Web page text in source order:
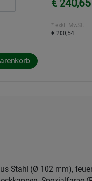
€ 240,65
* exkl. MwSt.:
€ 200,54
Stahl (Ø 102 mm),